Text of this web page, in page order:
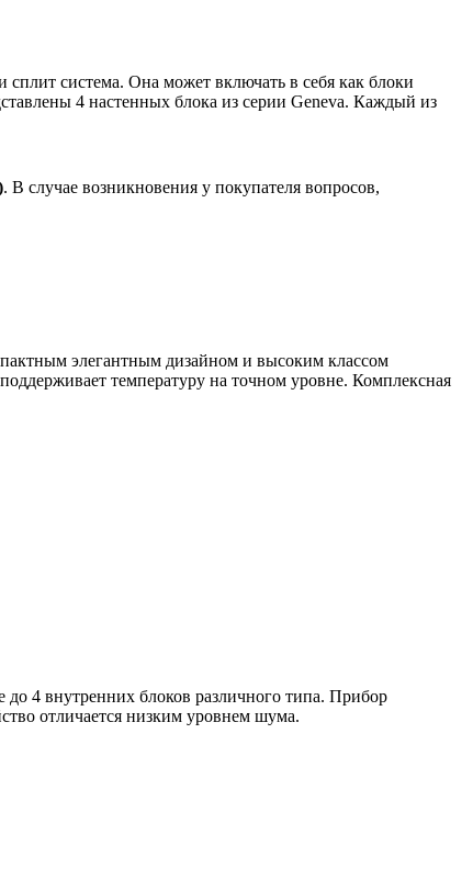
система. Она может включать в себя как блоки
4 настенных блока из серии Geneva. Каждый из
. В случае возникновения у покупателя вопросов,
элегантным дизайном и высоким классом
температуру на точном уровне. Комплексная
до 4 внутренних блоков различного типа. Прибор
отличается низким уровнем шума.